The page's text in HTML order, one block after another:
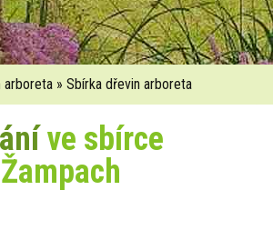
arboreta » Sbírka dřevin arboreta
ve sbírce